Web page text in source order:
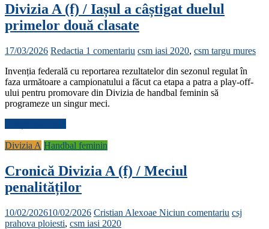
Divizia A (f) / Iașul a câștigat duelul
primelor două clasate
17/03/2026 Redactia 1 comentariu csm iasi 2020, csm targu mures
Invenția federală cu reportarea rezultatelor din sezonul regulat în
faza următoare a campionatului a făcut ca etapa a patra a play-off-
ului pentru promovare din Divizia de handbal feminin să
programeze un singur meci.
Divizia A Handbal feminin
Cronică Divizia A (f) / Meciul
penalităților
10/02/202610/02/2026 Cristian Alexoae Niciun comentariu csj
prahova ploiesti, csm iasi 2020